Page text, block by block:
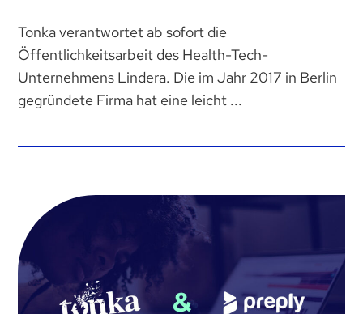
Tonka verantwortet ab sofort die
Öffentlichkeitsarbeit des Health-Tech-
Unternehmens Lindera. Die im Jahr 2017 in Berlin
gegründete Firma hat eine leicht ...